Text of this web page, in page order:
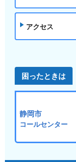
アクセス
困ったときは
静岡市
コールセンター